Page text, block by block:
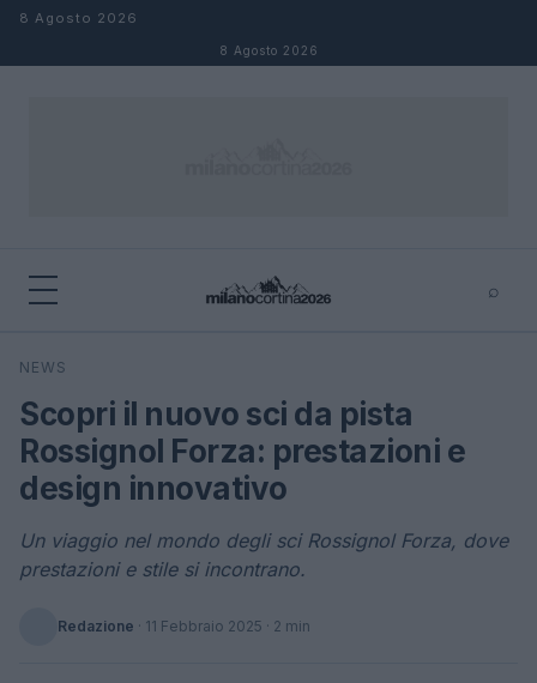
Salta al contenuto
8 Agosto 2026
8 Agosto 2026
⌕
Cerca
NEWS
Scopri il nuovo sci da pista
Rossignol Forza: prestazioni e
design innovativo
Un viaggio nel mondo degli sci Rossignol Forza, dove
prestazioni e stile si incontrano.
Redazione · 11 Febbraio 2025 · 2 min